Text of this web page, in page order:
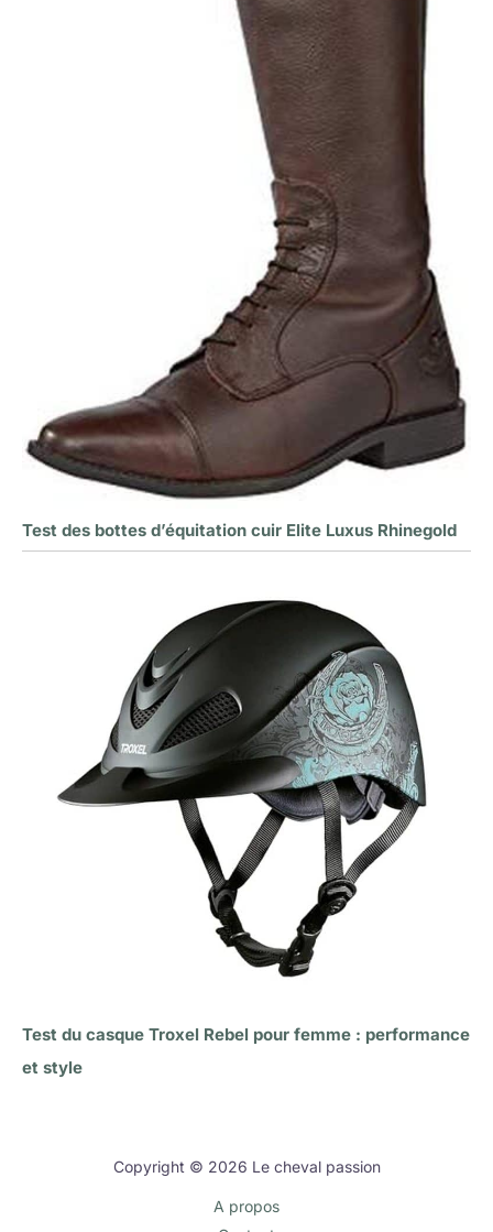
Test des bottes d’équitation cuir Elite Luxus Rhinegold
Test du casque Troxel Rebel pour femme : performance
et style
Copyright © 2026 Le cheval passion
A propos